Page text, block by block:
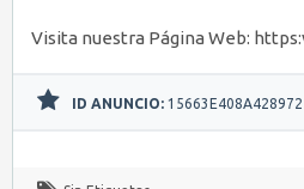
Visita nuestra Página Web:
ID ANUNCIO: 15663E408A428972